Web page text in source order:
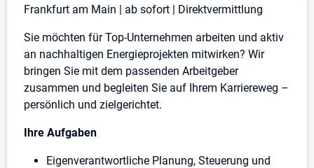
Stellenbeschreibung
Frankfurt am Main | ab sofort | Direktvermittlung
Sie möchten für Top-Unternehmen arbeiten und aktiv
an nachhaltigen Energieprojekten mitwirken? Wir
bringen Sie mit dem passenden Arbeitgeber
zusammen und begleiten Sie auf Ihrem Karriereweg –
persönlich und zielgerichtet.
Ihre Aufgaben
Eigenverantwortliche Planung, Steuerung und